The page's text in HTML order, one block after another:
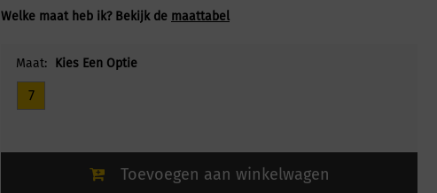
Welke maat heb ik? Bekijk de maattabel
Maat: Kies Een Optie
7
Toevoegen aan winkelwagen